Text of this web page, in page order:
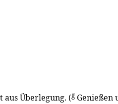
aus Überlegung. (g Genießen